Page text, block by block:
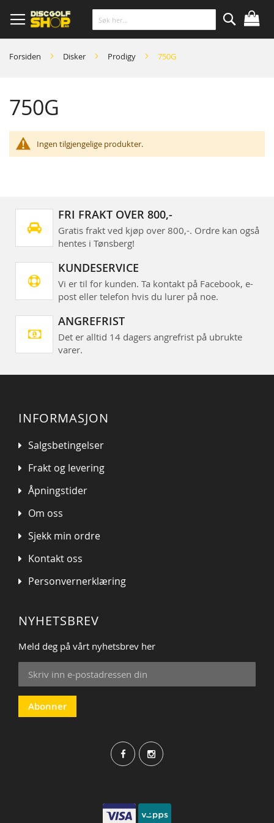
to
Content
Søk
Forsiden Disker Prodigy 750G
750G
Ingen tilgjengelige produkter.
FRI FRAKT OVER 800,-
Gratis frakt ved kjøp over 800,-. Ordre kan også
hentes i Tønsberg!
KUNDESERVICE
Vi er til for kunden. Ta kontakt på Facebook, e-
post eller telefon hvis du lurer på noe.
ANGREFRIST
Det er alltid 14 dagers angrefrist på ubrukte
varer.
INFORMASJON
Salgsbetingelser
Frakt og levering
Åpningstider
Om oss
Sjekk min ordre
Kontakt oss
Personvernerklæring
NYHETSBREV
Meld deg på vårt nyhetsbrev her
Sign
Up
for
Our
Newsletter:
Abonner